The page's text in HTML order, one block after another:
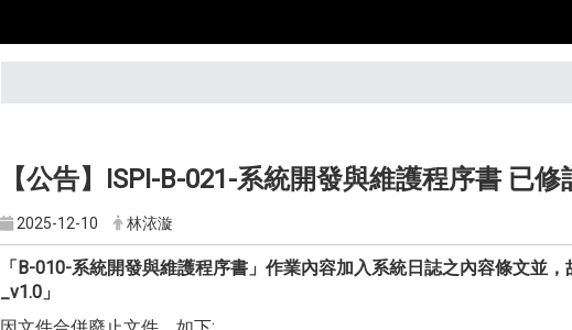
【公告】ISPI-B-021-系統開發與維護程序書 已修
2025-12-10 林㳖漩
「B-010-系統開發與維護程序書」作業內容加入系統日誌之內容條文並
_v1.0」